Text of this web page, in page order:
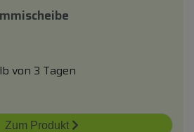
von 3 Tagen
Zum Produkt